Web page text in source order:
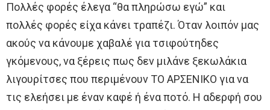
Πολλές φορές έλεγα “θα πληρώσω εγώ” και
πολλές φορές είχα κάνει τραπέζι. Όταν λοιπόν μας
ακούς να κάνουμε χαβαλέ για τσιφούτηδες
γκόμενους, να ξέρεις πως δεν μιλάνε ξεκωλάκια
λιγουρίτσες που περιμένουν ΤΟ ΑΡΣΕΝΙΚΟ για να
τις ελεήσει με έναν καφέ ή ένα ποτό. Η αδερφή σου